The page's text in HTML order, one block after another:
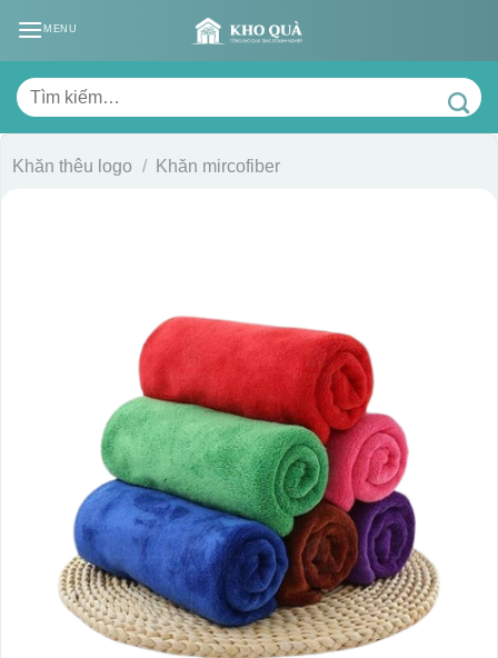
MENU
Tìm
kiếm:
Khăn thêu logo / Khăn mircofiber